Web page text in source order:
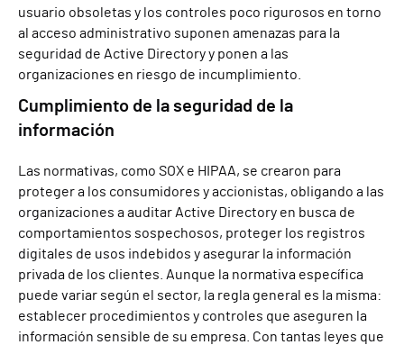
usuario obsoletas y los controles poco rigurosos en torno
al acceso administrativo suponen amenazas para la
seguridad de Active Directory y ponen a las
organizaciones en riesgo de incumplimiento.
Cumplimiento de la seguridad de la
información
Las normativas, como SOX e HIPAA, se crearon para
proteger a los consumidores y accionistas, obligando a las
organizaciones a auditar Active Directory en busca de
comportamientos sospechosos, proteger los registros
digitales de usos indebidos y asegurar la información
privada de los clientes. Aunque la normativa específica
puede variar según el sector, la regla general es la misma:
establecer procedimientos y controles que aseguren la
información sensible de su empresa. Con tantas leyes que